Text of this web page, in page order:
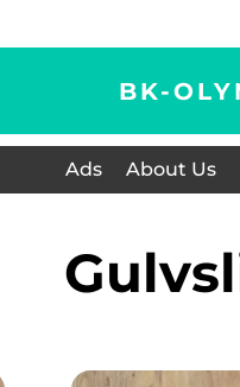
BK-
Ads About Us